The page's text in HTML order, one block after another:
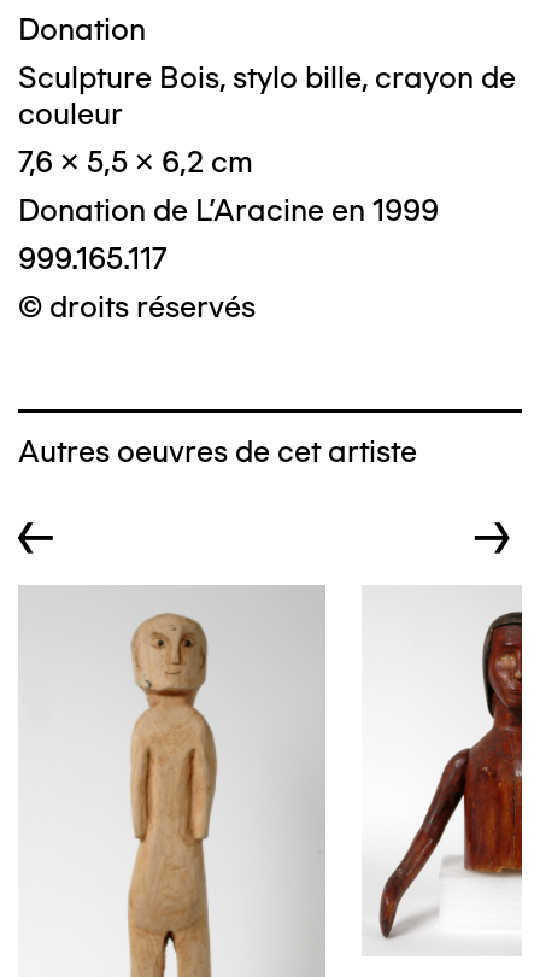
Donation
Sculpture Bois, stylo bille, crayon de
couleur
7,6 x 5,5 x 6,2 cm
Donation de L'Aracine en 1999
999.165.117
© droits réservés
Autres oeuvres de cet artiste
← →